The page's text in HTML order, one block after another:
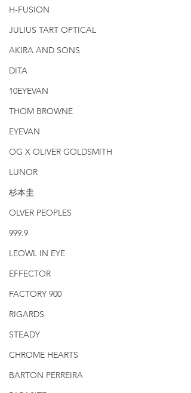
H-FUSION
JULIUS TART OPTICAL
AKIRA AND SONS
DITA
10EYEVAN
THOM BROWNE
EYEVAN
OG X OLIVER GOLDSMITH
LUNOR
杉本圭
OLVER PEOPLES
999.9
LEOWL IN EYE
EFFECTOR
FACTORY 900
RIGARDS
STEADY
CHROME HEARTS
BARTON PERREIRA